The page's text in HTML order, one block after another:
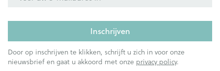
Inschrijven
Door op inschrijven te klikken, schrijft u zich in voor onze
nieuwsbrief en gaat u akkoord met onze privacy policy.